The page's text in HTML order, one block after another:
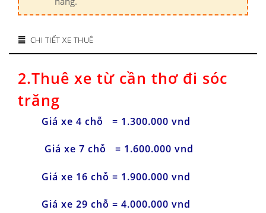
CHI TIẾT XE THUÊ
2.Thuê xe từ cần thơ đi sóc
trăng
Giá xe 4 chỗ = 1.300.000 vnd
Giá xe 7 chỗ = 1.600.000 vnd
Giá xe 16 chỗ = 1.900.000 vnd
Giá xe 29 chỗ = 4.000.000 vnd